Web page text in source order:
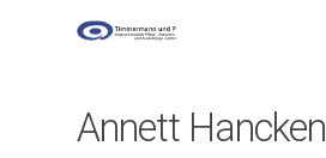
Annett Hancken